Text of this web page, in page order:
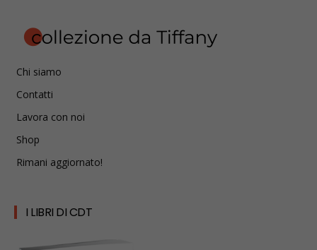
Chi siamo
Contatti
Lavora con noi
Shop
Rimani aggiornato!
I LIBRI DI CDT